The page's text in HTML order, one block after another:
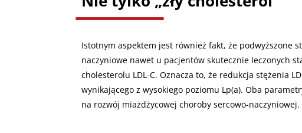
Istotnym aspektem jest również fakt, że podwyższone
naczyniowe nawet u pacjentów skutecznie leczonych
cholesterolu LDL-C. Oznacza to, że redukcja stężenia
wynikającego z wysokiego poziomu Lp(a). Oba
na rozwój miażdżycowej choroby sercowo-naczyniowej.